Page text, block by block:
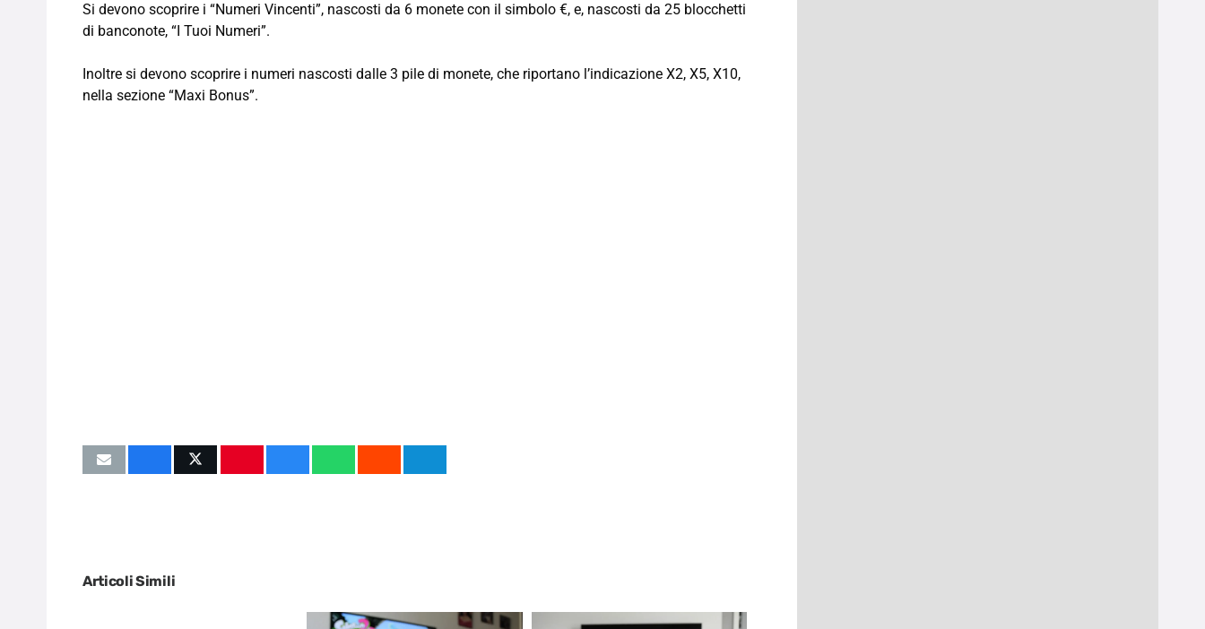
Si devono scoprire i “Numeri Vincenti”, nascosti da 6 monete con il simbolo €, e, nascosti da 25 blocchetti
di banconote, “I Tuoi Numeri”.
Inoltre si devono scoprire i numeri nascosti dalle 3 pile di monete, che riportano l’indicazione X2, X5, X10,
nella sezione “Maxi Bonus”.
Articoli Simili